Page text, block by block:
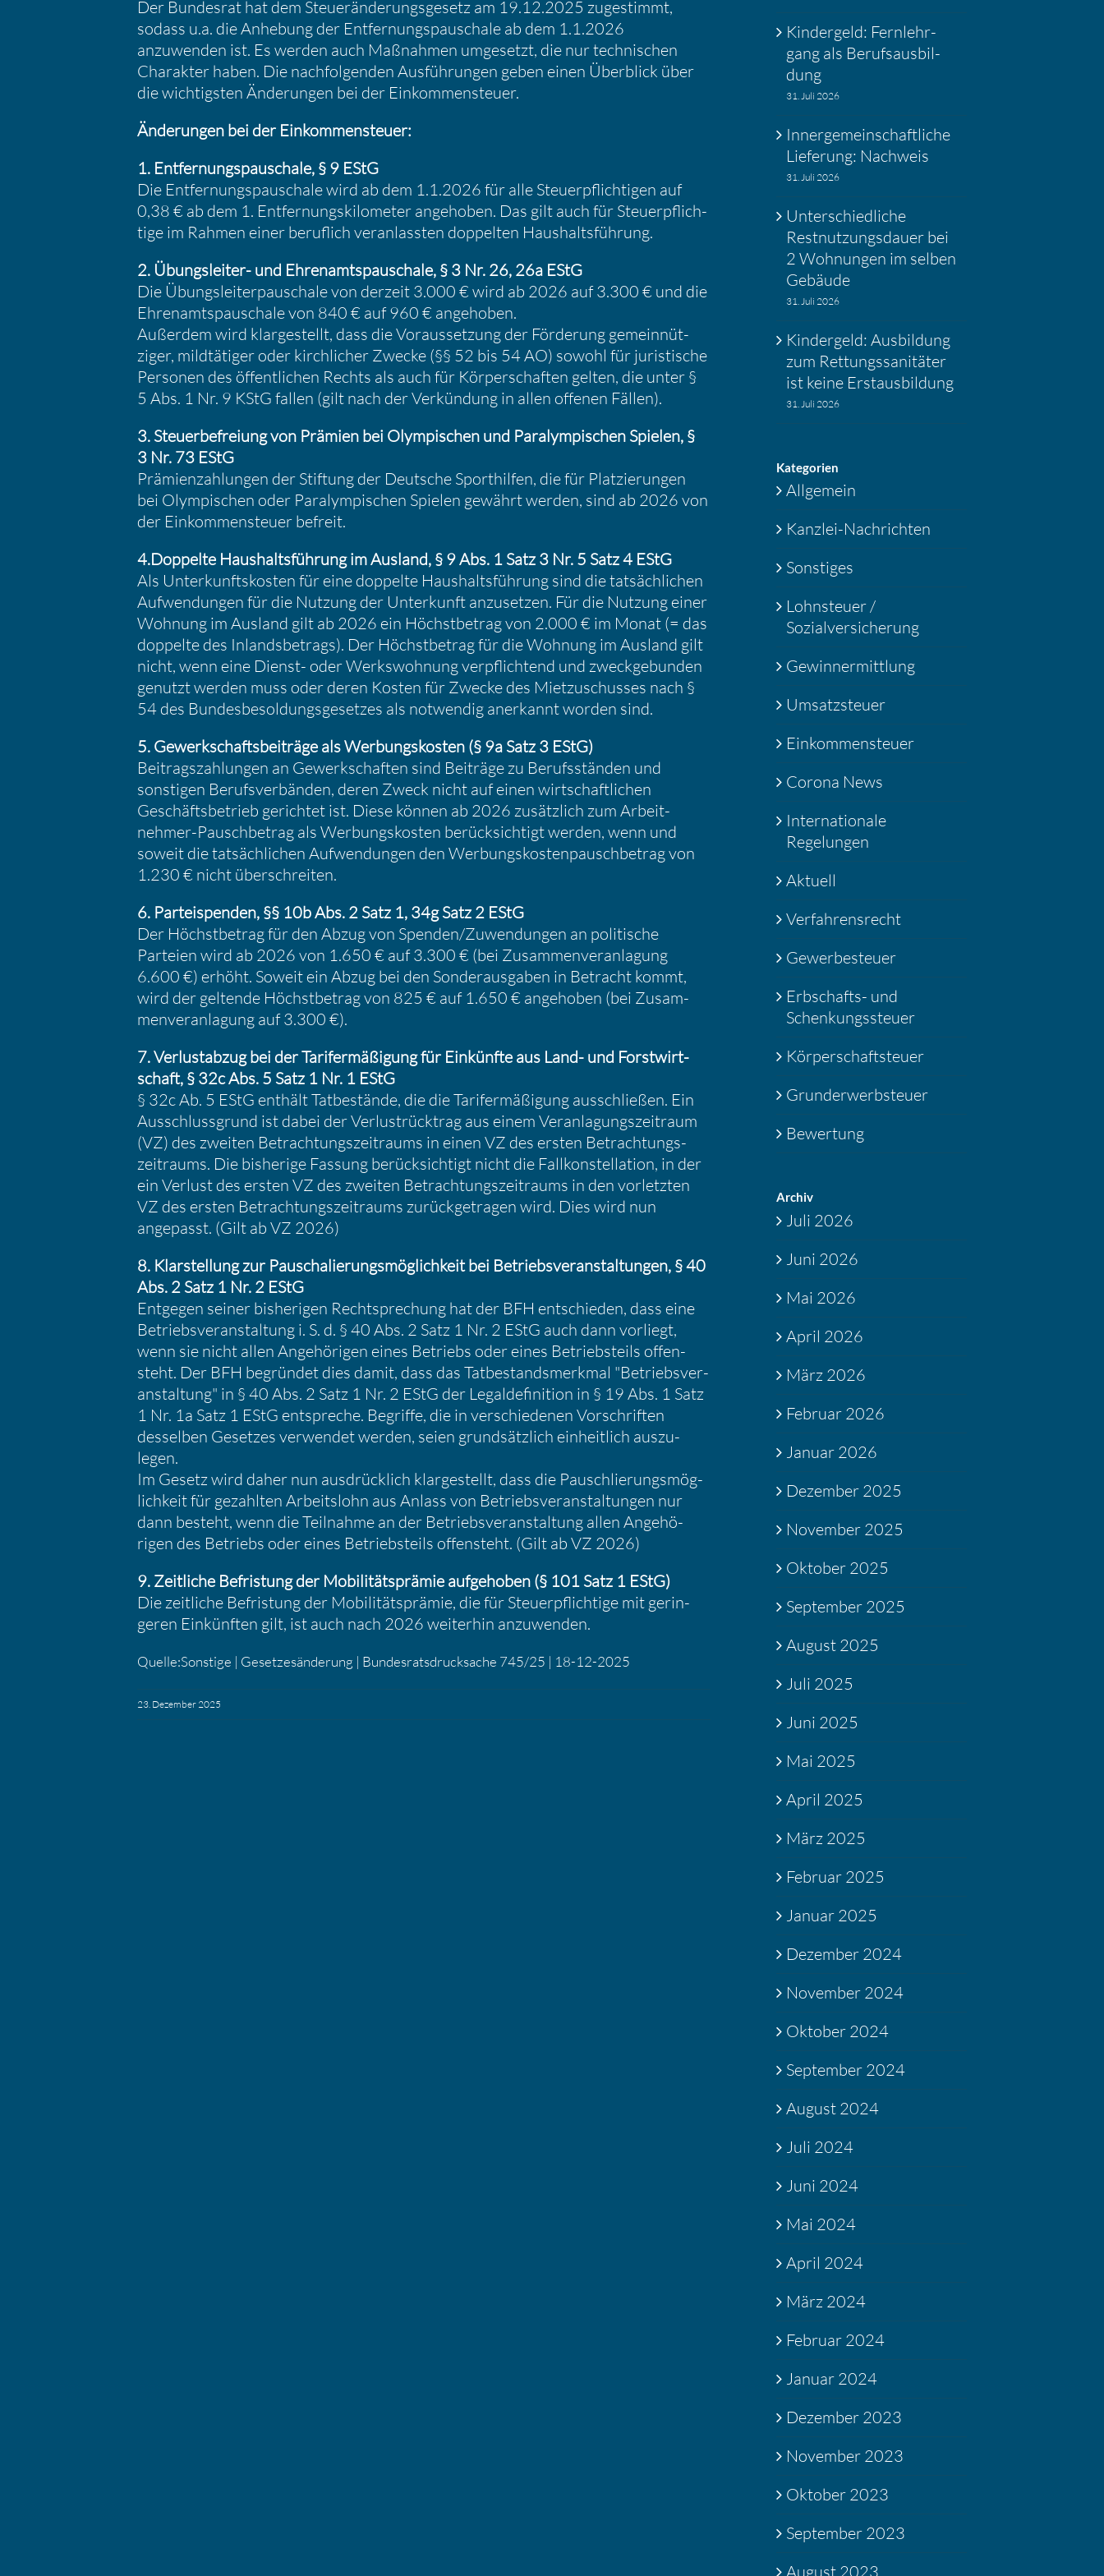
Der Bundesrat hat dem Steuer­än­de­rungs­ge­setz am 19.12.2025 zugestimmt,
sodass u.a. die Anhebung der Entfer­nungs­pau­schale ab dem 1.1.2026
anzuwenden ist. Es werden auch Maßnahmen umgesetzt, die nur techni­schen
Charakter haben. Die nachfol­genden Ausfüh­rungen geben einen Überblick über
die wichtigsten Änderungen bei der Einkom­men­steuer.
Änderungen bei der Einkom­men­steuer:
1. Entfer­nungs­pau­schale, § 9 EStG
Die Entfer­nungs­pau­schale wird ab dem 1.1.2026 für alle Steuer­pflich­tigen auf
0,38 € ab dem 1. Entfer­nungs­ki­lo­meter angehoben. Das gilt auch für Steuer­pflich­
tige im Rahmen einer beruf­lich veran­lassten doppelten Haushalts­füh­rung.
2. Übungs­leiter- und Ehren­amts­pau­schale, § 3 Nr. 26, 26a EStG
Die Übungs­lei­ter­pau­schale von derzeit 3.000 € wird ab 2026 auf 3.300 € und die
Ehren­amts­pau­schale von 840 € auf 960 € angehoben.
Außerdem wird klarge­stellt, dass die Voraus­set­zung der Förde­rung gemein­nüt­
ziger, mildtä­tiger oder kirch­li­cher Zwecke (§§ 52 bis 54 AO) sowohl für juris­ti­sche
Personen des öffent­li­chen Rechts als auch für Körper­schaften gelten, die unter §
5 Abs. 1 Nr. 9 KStG fallen (gilt nach der Verkün­dung in allen offenen Fällen).
3. Steuer­be­freiung von Prämien bei Olympi­schen und Paralym­pi­schen Spielen, §
3 Nr. 73 EStG
Prämi­en­zah­lungen der Stiftung der Deutsche Sport­hilfen, die für Platzie­rungen
bei Olympi­schen oder Paralym­pi­schen Spielen gewährt werden, sind ab 2026 von
der Einkom­men­steuer befreit.
4.Doppelte Haushalts­füh­rung im Ausland, § 9 Abs. 1 Satz 3 Nr. 5 Satz 4 EStG
Als Unter­kunfts­kosten für eine doppelte Haushalts­füh­rung sind die tatsäch­li­chen
Aufwen­dungen für die Nutzung der Unter­kunft anzusetzen. Für die Nutzung einer
Wohnung im Ausland gilt ab 2026 ein Höchst­be­trag von 2.000 € im Monat (= das
doppelte des Inlands­be­trags). Der Höchst­be­trag für die Wohnung im Ausland gilt
nicht, wenn eine Dienst- oder Werks­woh­nung verpflich­tend und zweck­ge­bunden
genutzt werden muss oder deren Kosten für Zwecke des Mietzu­schusses nach §
54 des Bundes­be­sol­dungs­ge­setzes als notwendig anerkannt worden sind.
5. Gewerk­schafts­bei­träge als Werbungs­kosten (§ 9a Satz 3 EStG)
Beitrags­zah­lungen an Gewerk­schaften sind Beiträge zu Berufs­ständen und
sonstigen Berufs­ver­bänden, deren Zweck nicht auf einen wirtschaft­li­chen
Geschäfts­be­trieb gerichtet ist. Diese können ab 2026 zusätz­lich zum Arbeit­
nehmer-Pausch­be­trag als Werbungs­kosten berück­sich­tigt werden, wenn und
soweit die tatsäch­li­chen Aufwen­dungen den Werbungs­kos­ten­pausch­be­trag von
1.230 € nicht überschreiten.
6. Partei­spenden, §§ 10b Abs. 2 Satz 1, 34g Satz 2 EStG
Der Höchst­be­trag für den Abzug von Spenden/​Zuwendungen an politi­sche
Parteien wird ab 2026 von 1.650 € auf 3.300 € (bei Zusam­men­ver­an­la­gung
6.600 €) erhöht. Soweit ein Abzug bei den Sonder­aus­gaben in Betracht kommt,
wird der geltende Höchst­be­trag von 825 € auf 1.650 € angehoben (bei Zusam­
men­ver­an­la­gung auf 3.300 €).
7. Verlust­abzug bei der Tarif­er­mä­ßi­gung für Einkünfte aus Land- und Forst­wirt­
schaft, § 32c Abs. 5 Satz 1 Nr. 1 EStG
§ 32c Ab. 5 EStG enthält Tatbe­stände, die die Tarif­er­mä­ßi­gung ausschließen. Ein
Ausschluss­grund ist dabei der Verlust­rück­trag aus einem Veran­la­gungs­zeit­raum
(VZ) des zweiten Betrach­tungs­zeit­raums in einen VZ des ersten Betrach­tungs­
zeit­raums. Die bishe­rige Fassung berück­sich­tigt nicht die Fallkon­stel­la­tion, in der
ein Verlust des ersten VZ des zweiten Betrach­tungs­zeit­raums in den vorletzten
VZ des ersten Betrach­tungs­zeit­raums zurück­ge­tragen wird. Dies wird nun
angepasst. (Gilt ab VZ 2026)
8. Klarstel­lung zur Pauscha­lie­rungs­mög­lich­keit bei Betriebs­ver­an­stal­tungen, § 40
Abs. 2 Satz 1 Nr. 2 EStG
Entgegen seiner bishe­rigen Recht­spre­chung hat der BFH entschieden, dass eine
Betriebs­ver­an­stal­tung i. S. d. § 40 Abs. 2 Satz 1 Nr. 2 EStG auch dann vorliegt,
wenn sie nicht allen Angehö­rigen eines Betriebs oder eines Betriebs­teils offen­
steht. Der BFH begründet dies damit, dass das Tatbe­stands­merkmal "Betriebs­ver­
an­stal­tung" in § 40 Abs. 2 Satz 1 Nr. 2 EStG der Legal­de­fi­ni­tion in § 19 Abs. 1 Satz
1 Nr. 1a Satz 1 EStG entspreche. Begriffe, die in verschie­denen Vorschriften
desselben Gesetzes verwendet werden, seien grund­sätz­lich einheit­lich auszu­
legen.
Im Gesetz wird daher nun ausdrück­lich klarge­stellt, dass die Pauschlie­rungs­mög­
lich­keit für gezahlten Arbeits­lohn aus Anlass von Betriebs­ver­an­stal­tungen nur
dann besteht, wenn die Teilnahme an der Betriebs­ver­an­stal­tung allen Angehö­
rigen des Betriebs oder eines Betriebs­teils offen­steht. (Gilt ab VZ 2026)
9. Zeitliche Befris­tung der Mobili­täts­prämie aufge­hoben (§ 101 Satz 1 EStG)
Die zeitliche Befris­tung der Mobili­täts­prämie, die für Steuer­pflich­tige mit gerin­
geren Einkünften gilt, ist auch nach 2026 weiterhin anzuwenden.
Quelle:Sonstige | Geset­zes­än­de­rung | Bundes­rats­druck­sache 745/25 | 18-12-2025
23. Dezember 2025
Kinder­geld: Fernlehr­
gang als Berufs­aus­bil­
dung
31. Juli 2026
Inner­ge­mein­schaft­liche
Liefe­rung: Nachweis
31. Juli 2026
Unter­schied­liche
Restnut­zungs­dauer bei
2 Wohnungen im selben
Gebäude
31. Juli 2026
Kinder­geld: Ausbil­dung
zum Rettungs­sa­ni­täter
ist keine Erstaus­bil­dung
31. Juli 2026
Katego­rien
Allgemein
Kanzlei-Nachrichten
Sonstiges
Lohnsteuer /
Sozialversicherung
Gewinnermittlung
Umsatzsteuer
Einkommensteuer
Corona News
Internationale
Regelungen
Aktuell
Verfahrensrecht
Gewerbesteuer
Erbschafts- und
Schenkungssteuer
Körperschaftsteuer
Grunderwerbsteuer
Bewertung
Archiv
Juli 2026
Juni 2026
Mai 2026
April 2026
März 2026
Februar 2026
Januar 2026
Dezember 2025
November 2025
Oktober 2025
September 2025
August 2025
Juli 2025
Juni 2025
Mai 2025
April 2025
März 2025
Februar 2025
Januar 2025
Dezember 2024
November 2024
Oktober 2024
September 2024
August 2024
Juli 2024
Juni 2024
Mai 2024
April 2024
März 2024
Februar 2024
Januar 2024
Dezember 2023
November 2023
Oktober 2023
September 2023
August 2023